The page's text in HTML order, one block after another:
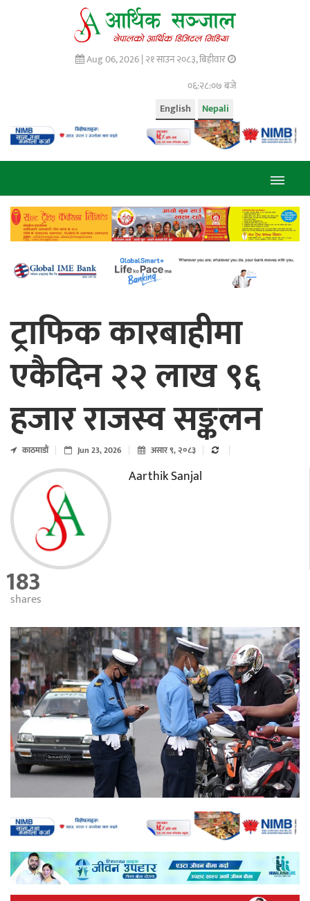
Aug 06, 2026 | २१ साउन २०८३, बिहीवार
०६:२८:०९ बजे
Nepali
English
ट्राफिक कारबाहीमा
एकैदिन २२ लाख ९६
हजार राजस्व सङ्कलन
काठमाडाैं Jun 23, 2026 असार ९, २०८३
Aarthik Sanjal
183
shares